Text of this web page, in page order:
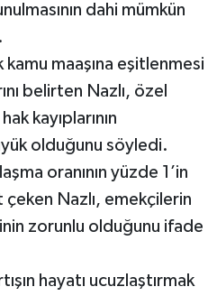
dahi mümkün
maaşına eşitlenmesi
belirten Nazlı, özel
kayıplarının
olduğunu söyledi.
oranının yüzde 1’in
Nazlı, emekçilerin
zorunlu olduğunu ifade
hayatı ucuzlaştırmak